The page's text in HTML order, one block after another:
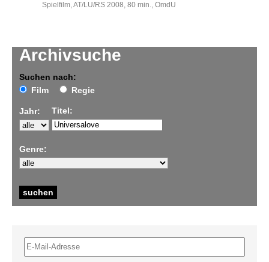
Archivsuche
Suchen nach:
Film
Regie
Jahr: Titel:
Genre:
Spielfilm, AT/LU/RS 2008, 80 min., OmdU